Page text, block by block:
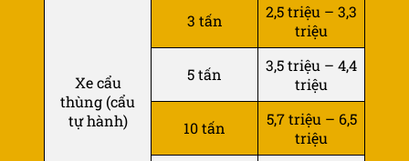
Xe cẩu
thùng (cẩu
tự hành)
3 tấn
2,5 triệu – 3,3
triệu
5 tấn
3,5 triệu – 4,4
triệu
10 tấn
5,7 triệu – 6,5
triệu